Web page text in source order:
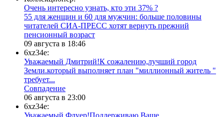
Очень интересно узнать, кто эти 37% ?
​55 для женщин и 60 для мужчин: больше половины
читателей СИА-ПРЕСС хотят вернуть прежний
пенсионный возраст
09 августа в 18:46
6xz34e:
Уважаемый Дмитрий!К сожалению,лучший город
Земли.который выполняет план "миллионный житель "
требует...
​Совпадение
06 августа в 23:00
6xz34e:
Уважаемый Флуер!Поддерживаю Ваше